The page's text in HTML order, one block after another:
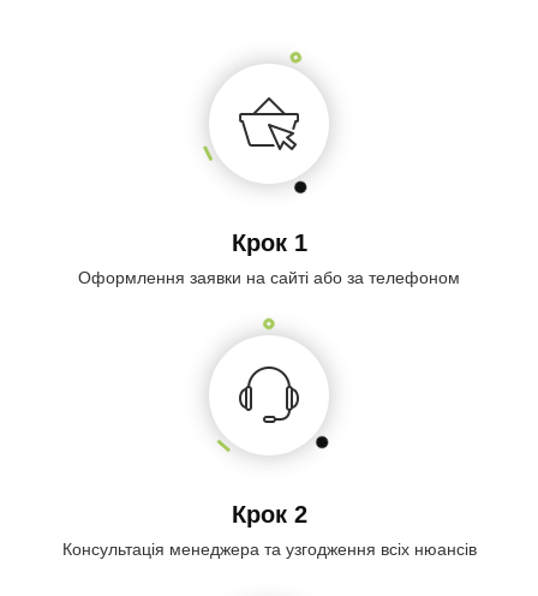
Крок 1
Оформлення заявки на сайті або за телефоном
Крок 2
Консультація менеджера та узгодження всіх нюансів